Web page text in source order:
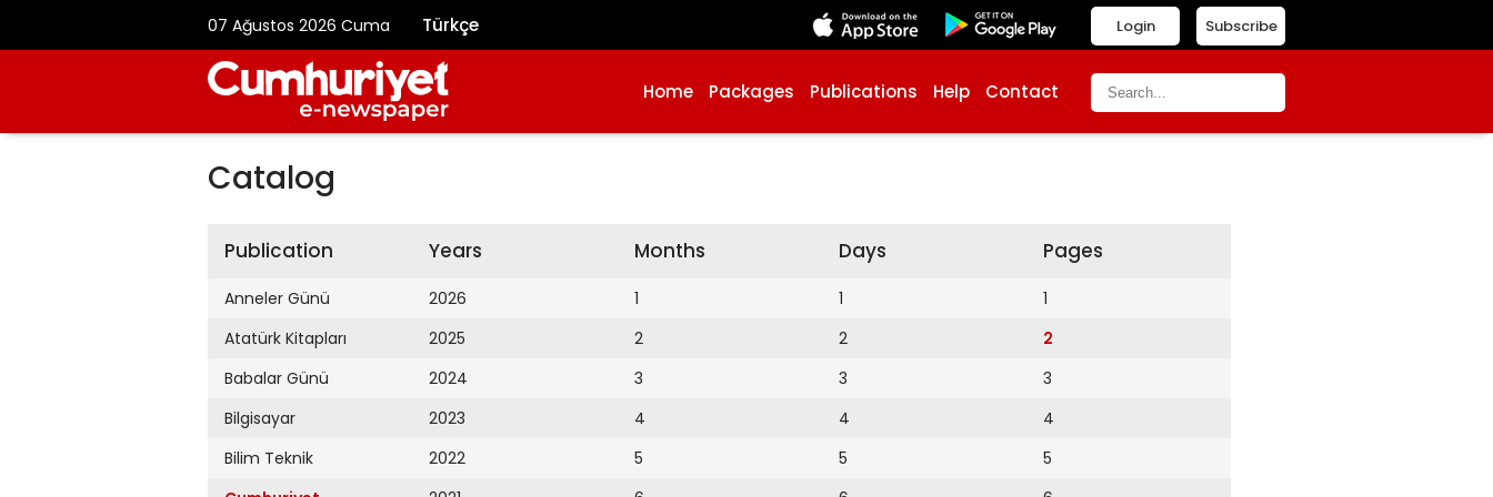
07 Ağustos 2026 Cuma Türkçe Subscribe
Login
Home Packages Publications Help Contact
Catalog
Publication
Anneler Günü
Atatürk Kitapları
Babalar Günü
Bilgisayar
Bilim Teknik
Years
2026
2025
2024
2023
2022
Months
1
2
3
4
5
Days
1
2
3
4
5
Pages
1
2
3
4
5